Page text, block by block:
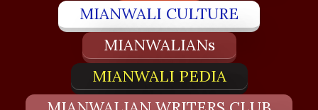
MIANWALI CULTURE
MIANWALIANs
MIANWALI PEDIA